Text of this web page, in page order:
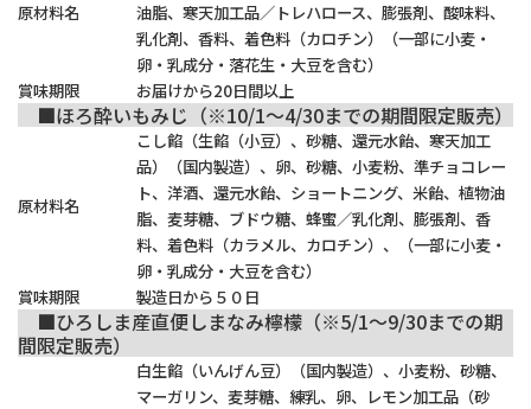
原材料名
油脂、寒天加工品／トレハロース、膨張剤、酸味料、
乳化剤、香料、着色料（カロチン）（一部に小麦・
卵・乳成分・落花生・大豆を含む）
賞味期限
お届けから20日間以上
■ほろ酔いもみじ（※10/1～4/30までの期間限定販売）
原材料名
こし餡（生餡（小豆）、砂糖、還元水飴、寒天加工
品）（国内製造）、卵、砂糖、小麦粉、準チョコレー
ト、洋酒、還元水飴、ショートニング、米飴、植物油
脂、麦芽糖、ブドウ糖、蜂蜜／乳化剤、膨張剤、香
料、着色料（カラメル、カロチン）、（一部に小麦・
卵・乳成分・大豆を含む）
賞味期限
製造日から５０日
■ひろしま産直便しまなみ檸檬（※5/1～9/30までの期
間限定販売）
白生餡（いんげん豆）（国内製造）、小麦粉、砂糖、
マーガリン、麦芽糖、練乳、卵、レモン加工品（砂